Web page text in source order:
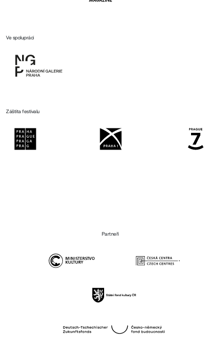
Ve spolupráci
Záštita festivalu
Partneři